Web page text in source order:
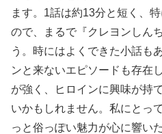
ます。1話は約13分と短く、
ので、まるで『クレヨンしん
う。時にはよくできた小話も
ンと来ないエピソードも存在
が強く、ヒロインに興味が持
いかもしれません。私にとっ
っと俗っぽい魅力が心に響い